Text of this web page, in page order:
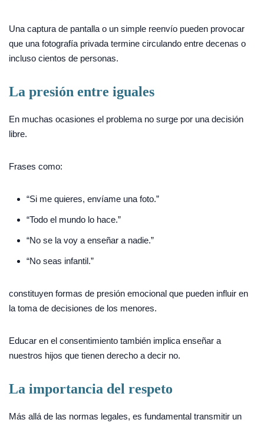
Una captura de pantalla o un simple reenvío pueden provocar
que una fotografía privada termine circulando entre decenas o
incluso cientos de personas.
La presión entre iguales
En muchas ocasiones el problema no surge por una decisión
libre.
Frases como:
“Si me quieres, envíame una foto.”
“Todo el mundo lo hace.”
“No se la voy a enseñar a nadie.”
“No seas infantil.”
constituyen formas de presión emocional que pueden influir en
la toma de decisiones de los menores.
Educar en el consentimiento también implica enseñar a
nuestros hijos que tienen derecho a decir no.
La importancia del respeto
Más allá de las normas legales, es fundamental transmitir un